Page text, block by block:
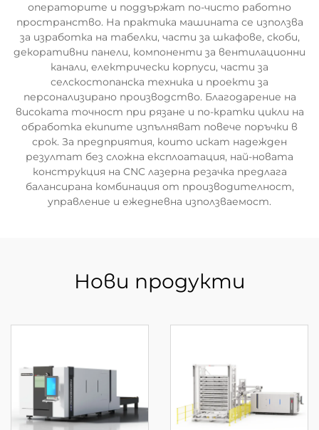
операторите и поддържат по-чисто работно
пространство. На практика машината се използва
за изработка на табелки, части за шкафове, скоби,
декоративни панели, компоненти за вентилационни
канали, електрически корпуси, части за
селскостопанска техника и проекти за
персонализирано производство. Благодарение на
високата точност при рязане и по-кратки цикли на
обработка екипите изпълняват повече поръчки в
срок. За предприятия, които искат надежден
резултат без сложна експлоатация, най-новата
конструкция на CNC лазерна резачка предлага
балансирана комбинация от производителност,
управление и ежедневна използваемост.
Нови продукти